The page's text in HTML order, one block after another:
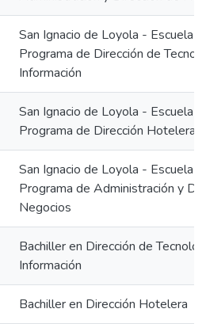
San Ignacio de Loyola - Escuela
Programa de Dirección de
Información
San Ignacio de Loyola - Escuela
Programa de Dirección Hotelera
San Ignacio de Loyola - Escuela
Programa de Administración y
Negocios
Bachiller en Dirección de
Información
Bachiller en Dirección Hotelera